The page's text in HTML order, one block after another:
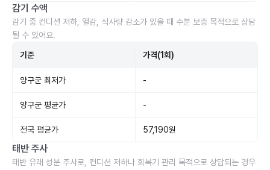
감기 수액
감기 중 컨디션 저하, 열감, 식사량 감소가 있을 때 수분 보충 목적으로 상담
될 수 있어요.
기준 가격(1회)
양구군 최저가 -
양구군 평균가 -
전국 평균가 57,190원
태반 주사
태반 유래 성분 주사로, 컨디션 저하나 회복기 관리 목적으로 상담되는 경우